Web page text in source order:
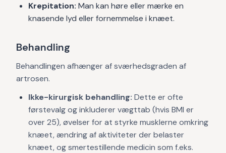
Krepitation: Man kan høre eller mærke en
knasende lyd eller fornemmelse i knæet.
Behandling
Behandlingen afhænger af sværhedsgraden af
artrosen.
Ikke-kirurgisk behandling: Dette er ofte
førstevalg og inkluderer vægttab (hvis BMI er
over 25), øvelser for at styrke musklerne omkring
knæet, ændring af aktiviteter der belaster
knæet, og smertestillende medicin som f.eks.